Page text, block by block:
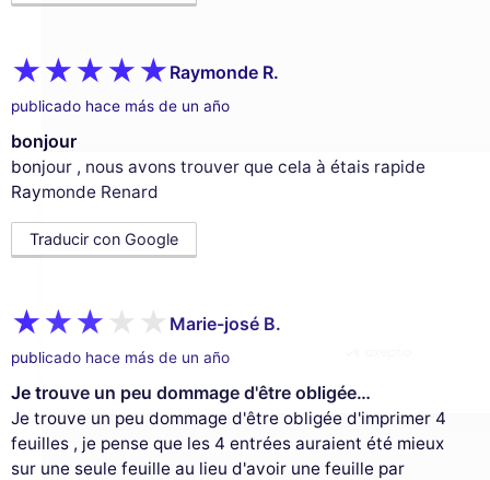
cookies
Utilizamos cookies y sus datos personales
para mejorar su experiencia de
navegación, medir nuestra audiencia y personalizar los anuncios
publicitarios que se le muestran. Puede aceptar, rechazar o
gestionar sus preferencias en cualquier momento.
Consentimientos certificados por
Raymonde R.
publicado hace más de un año
bonjour
bonjour , nous avons trouver que cela à étais rapide
Raymonde Renard
Traducir con Google
Marie-josé B.
publicado hace más de un año
Je trouve un peu dommage d'être obligée…
Je trouve un peu dommage d'être obligée d'imprimer 4
feuilles , je pense que les 4 entrées auraient été mieux
sur une seule feuille au lieu d'avoir une feuille par